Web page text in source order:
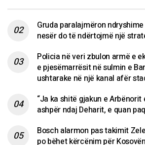
Gruda paralajmëron ndryshime
nesër do të ndërtojmë një
Policia në veri zbulon armë e
e pjesëmarrësit në sulmin e
ushtarake në një kanal afër
“Ja ka shitë gjakun e
ashpër ndaj Deharit, e quan
Bosch alarmon pas takimit
po bëhet kërcënim për